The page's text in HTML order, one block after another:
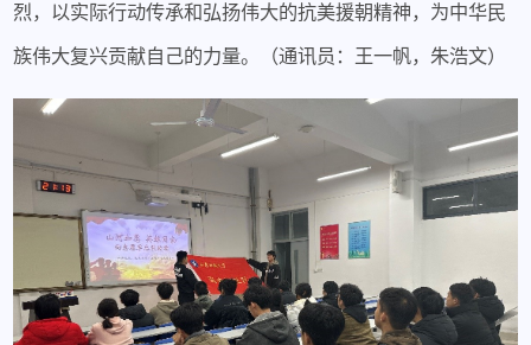
烈，以实际行动传承和弘扬伟大的抗美援朝精神，为中华民
族伟大复兴贡献自己的力量。（通讯员：王一帆，朱浩文）